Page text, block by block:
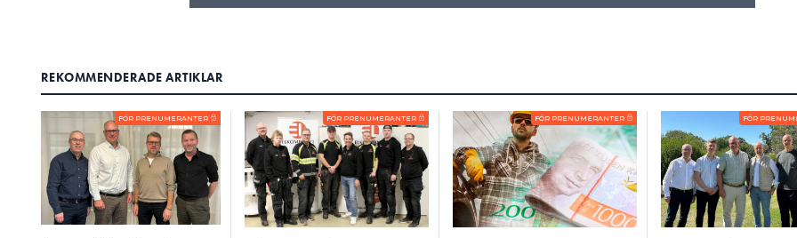
REKOMMENDERADE ARTIKLAR
FÖR PRENUMERANTER FÖR PRENUMERANTER FÖR PRENUMERANTER FÖR